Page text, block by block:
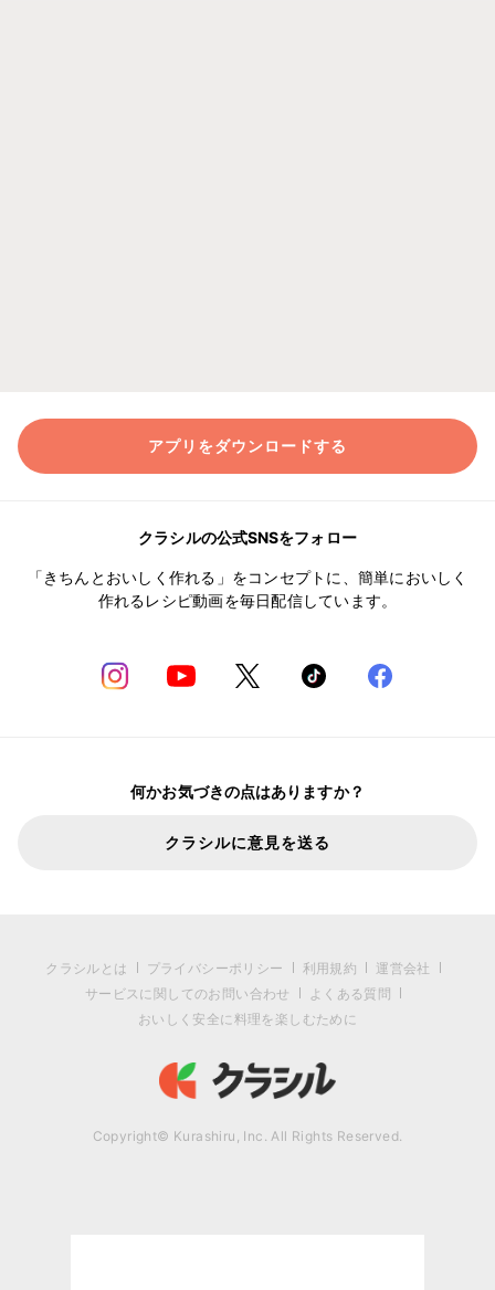
アプリをダウンロードする
クラシルの公式SNSをフォロー
「きちんとおいしく作れる」をコンセプトに、簡単においしく
作れるレシピ動画を毎日配信しています。
何かお気づきの点はありますか？
クラシルに意見を送る
クラシルとは プライバシーポリシー 利用規約
運営会社
サービスに関してのお問い合わせ
よくある質問
おいしく安全に料理を楽しむために
Copyright© Kurashiru, Inc. All Rights Reserved.